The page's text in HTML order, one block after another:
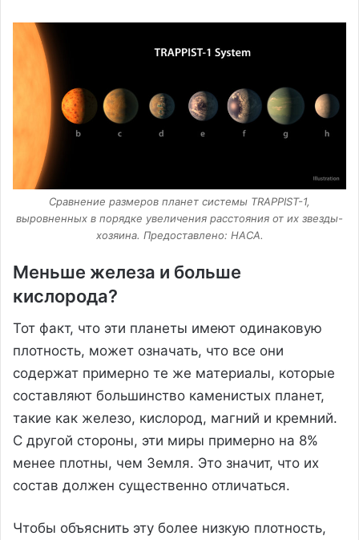
Сравнение размеров планет системы TRAPPIST-1,
выровненных в порядке увеличения расстояния от их звезды-
хозяина. Предоставлено: НАСА.
Меньше железа и больше
кислорода?
Тот факт, что эти планеты имеют одинаковую
плотность, может означать, что все они
содержат примерно те же материалы, которые
составляют большинство каменистых планет,
такие как железо, кислород, магний и кремний.
С другой стороны, эти миры примерно на 8%
менее плотны, чем Земля. Это значит, что их
состав должен существенно отличаться.
Чтобы объяснить эту более низкую плотность,